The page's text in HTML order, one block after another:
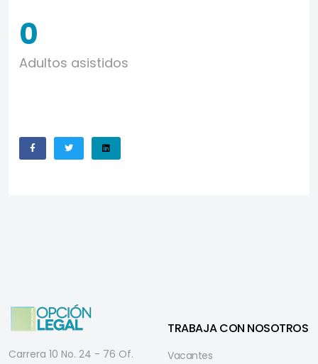
0
Adultos asistidos
Carrera 10 No. 24 - 76 Of.
TRABAJA CON NOSOTROS
Vacantes